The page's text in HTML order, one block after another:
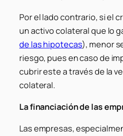
Por el lado contrario, si el
un activo colateral que lo
de las hipotecas), menor
riesgo, pues en caso de
cubrir este a través de la
colateral.
La financiación de las
Las empresas,